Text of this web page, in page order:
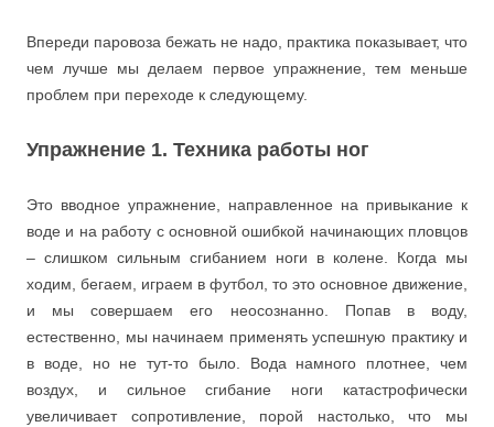
Впереди паровоза бежать не надо, практика показывает, что
чем лучше мы делаем первое упражнение, тем меньше
проблем при переходе к следующему.
Упражнение 1. Техника работы ног
Это вводное упражнение, направленное на привыкание к
воде и на работу с основной ошибкой начинающих пловцов
– слишком сильным сгибанием ноги в колене. Когда мы
ходим, бегаем, играем в футбол, то это основное движение,
и мы совершаем его неосознанно. Попав в воду,
естественно, мы начинаем применять успешную практику и
в воде, но не тут-то было. Вода намного плотнее, чем
воздух, и сильное сгибание ноги катастрофически
увеличивает сопротивление, порой настолько, что мы